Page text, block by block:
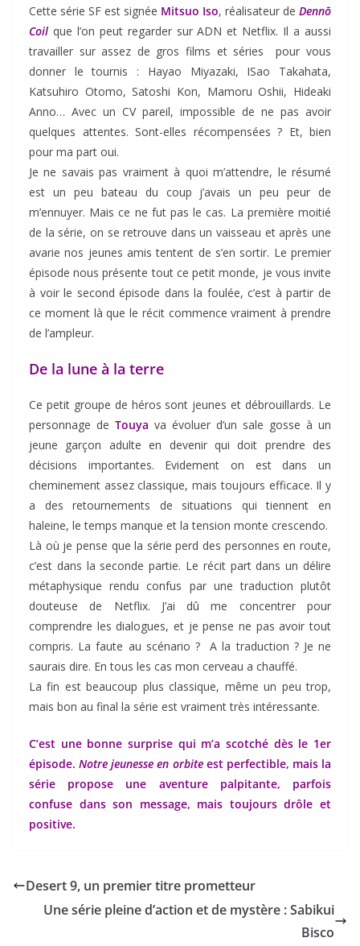
Cette série SF est signée Mitsuo Iso, réalisateur de Dennō
Coil que l’on peut regarder sur ADN et Netflix. Il a aussi
travailler sur assez de gros films et séries pour vous
donner le tournis : Hayao Miyazaki, ISao Takahata,
Katsuhiro Otomo, Satoshi Kon, Mamoru Oshii, Hideaki
Anno… Avec un CV pareil, impossible de ne pas avoir
quelques attentes. Sont-elles récompensées ? Et, bien
pour ma part oui.
Je ne savais pas vraiment à quoi m’attendre, le résumé
est un peu bateau du coup j’avais un peu peur de
m’ennuyer. Mais ce ne fut pas le cas. La première moitié
de la série, on se retrouve dans un vaisseau et après une
avarie nos jeunes amis tentent de s’en sortir. Le premier
épisode nous présente tout ce petit monde, je vous invite
à voir le second épisode dans la foulée, c’est à partir de
ce moment là que le récit commence vraiment à prendre
de l’ampleur.
De la lune à la terre
Ce petit groupe de héros sont jeunes et débrouillards. Le
personnage de Touya va évoluer d’un sale gosse à un
jeune garçon adulte en devenir qui doit prendre des
décisions importantes. Evidement on est dans un
cheminement assez classique, mais toujours efficace. Il y
a des retournements de situations qui tiennent en
haleine, le temps manque et la tension monte crescendo.
Là où je pense que la série perd des personnes en route,
c’est dans la seconde partie. Le récit part dans un délire
métaphysique rendu confus par une traduction plutôt
douteuse de Netflix. J’ai dû me concentrer pour
comprendre les dialogues, et je pense ne pas avoir tout
compris. La faute au scénario ? A la traduction ? Je ne
saurais dire. En tous les cas mon cerveau a chauffé.
La fin est beaucoup plus classique, même un peu trop,
mais bon au final la série est vraiment très intéressante.
C’est une bonne surprise qui m’a scotché dès le 1er
épisode.Notre jeunesse en orbiteest perfectible, mais la
série propose une aventure palpitante, parfois
confuse dans son message, mais toujours drôle et
positive.
Desert 9, un premier titre prometteur
Une série pleine d’action et de mystère : Sabikui
Bisco